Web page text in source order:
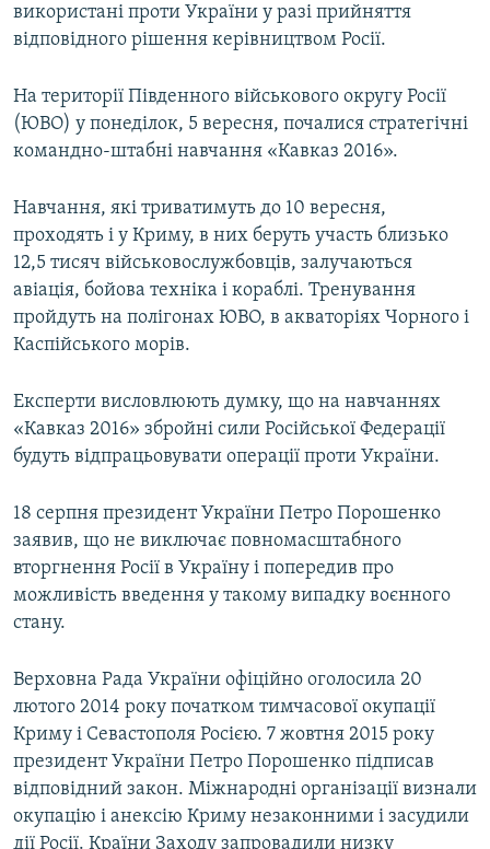
використані проти України у разі прийняття
відповідного рішення керівництвом Росії.
На території Південного військового округу Росії
(ЮВО) у понеділок, 5 вересня, почалися стратегічні
командно-штабні навчання «Кавказ 2016».
Навчання, які триватимуть до 10 вересня,
проходять і у Криму, в них беруть участь близько
12,5 тисяч військовослужбовців, залучаються
авіація, бойова техніка і кораблі. Тренування
пройдуть на полігонах ЮВО, в акваторіях Чорного і
Каспійського морів.
Експерти висловлюють думку, що на навчаннях
«Кавказ 2016» збройні сили Російської Федерації
будуть відпрацьовувати операції проти України.
18 серпня президент України Петро Порошенко
заявив, що не виключає повномасштабного
вторгнення Росії в Україну і попередив про
можливість введення у такому випадку воєнного
стану.
Верховна Рада України офіційно оголосила 20
лютого 2014 року початком тимчасової окупації
Криму і Севастополя Росією. 7 жовтня 2015 року
президент України Петро Порошенко підписав
відповідний закон. Міжнародні організації визнали
окупацію і анексію Криму незаконними і засудили
дії Росії. Країни Заходу запровадили низку